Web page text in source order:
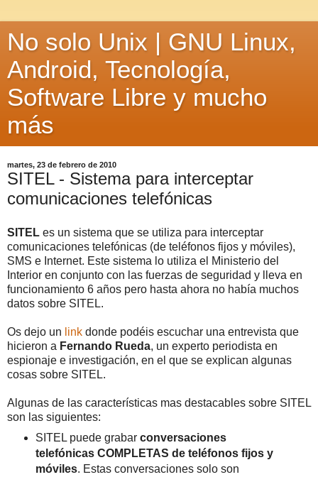
No solo Unix | GNU Linux,
Android, Tecnología,
Software Libre y mucho
más
martes, 23 de febrero de 2010
SITEL - Sistema para interceptar
comunicaciones telefónicas
SITEL es un sistema que se utiliza para interceptar
comunicaciones telefónicas (de teléfonos fijos y móviles),
SMS e Internet. Este sistema lo utiliza el Ministerio del
Interior en conjunto con las fuerzas de seguridad y lleva en
funcionamiento 6 años pero hasta ahora no había muchos
datos sobre SITEL.
Os dejo un link donde podéis escuchar una entrevista que
hicieron a Fernando Rueda, un experto periodista en
espionaje e investigación, en el que se explican algunas
cosas sobre SITEL.
Algunas de las características mas destacables sobre SITEL
son las siguientes:
SITEL puede grabar conversaciones
telefónicas COMPLETAS de teléfonos fijos y
móviles. Estas conversaciones solo son